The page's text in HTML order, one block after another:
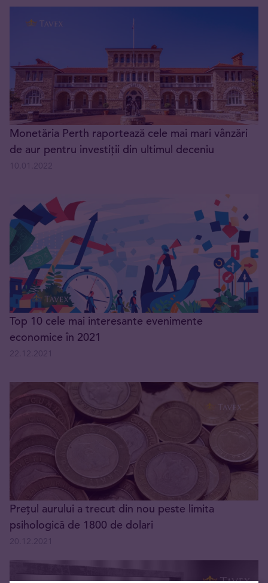
Monetăria Perth raportează cele mai mari vânzări
de aur pentru investiții din ultimul deceniu
Top 10 cele mai interesante evenimente
economice în 2021
Prețul aurului a trecut din nou peste limita
psihologică de 1800 de dolari